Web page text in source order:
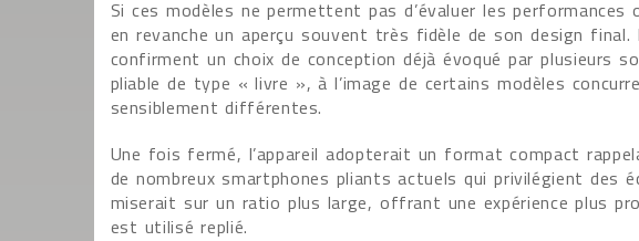
Si ces modèles ne permettent pas d’évaluer les
en revanche un aperçu souvent très fidèle de son design final.
confirment un choix de conception déjà évoqué par plusieurs
pliable de type « livre », à l’image de certains modèles
sensiblement différentes.
Une fois fermé, l’appareil adopterait un format compact
de nombreux smartphones pliants actuels qui privilégient des
miserait sur un ratio plus large, offrant une expérience plus
est utilisé replié.